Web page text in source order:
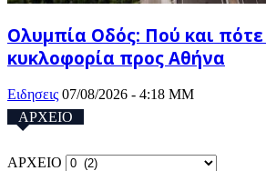
Ολυμπία Οδός: Πού και πότε
κυκλοφορία προς Αθήνα
Ειδησεις 07/08/2026 - 4:18 ΜΜ
ΑΡΧΕΙΟ
ΑΡΧΕΙΟ